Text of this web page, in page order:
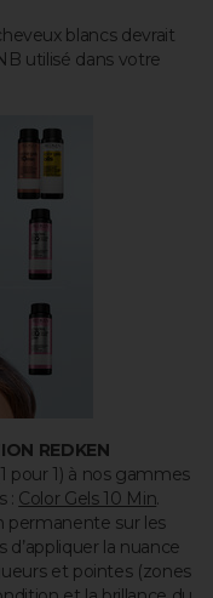
blancs devrait
utilisé dans votre
REDKEN
pour 1) à nos gammes
: Color Gels 10 Min.
permanente sur les
la nuance
et pointes (zones